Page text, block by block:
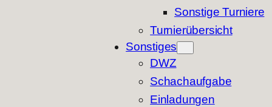
Sonstige Turniere
Turnierübersicht
Sonstiges
DWZ
Schachaufgabe
Einladungen